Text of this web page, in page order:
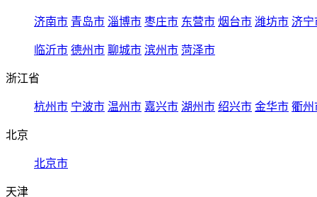
济南市 青岛市 淄博市 枣庄市 东营市 烟台市 潍坊市 济宁
临沂市 德州市 聊城市 滨州市 菏泽市
浙江省
杭州市 宁波市 温州市 嘉兴市 湖州市 绍兴市 金华市 衢州
北京
北京市
天津